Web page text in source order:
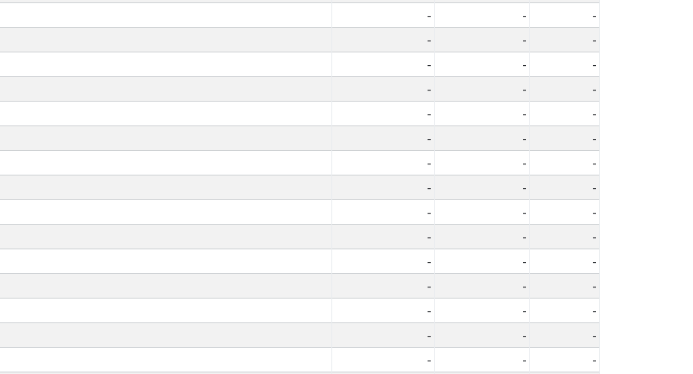
- -
-
- -
-
- -
-
- -
-
- -
-
- -
-
- -
-
- -
-
- -
-
- -
-
- -
-
- -
-
- -
-
- -
-
- -
-